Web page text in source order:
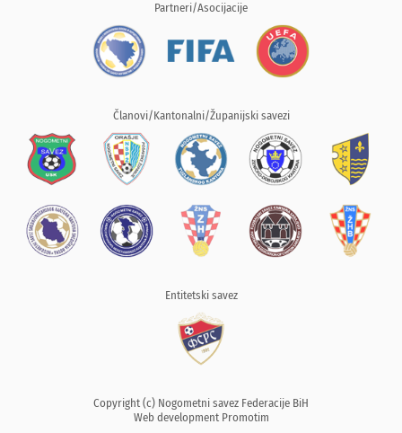
Partneri/Asocijacije
Članovi/Kantonalni/Županijski savezi
Entitetski savez
Copyright (c) Nogometni savez Federacije BiH
Web development Promotim